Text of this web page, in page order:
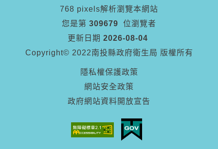
768 pixels解析瀏覽本網站
您是第 309679
位瀏覽者
更新日期 2026-08-04
Copyright© 2022南投縣政府衛生局 版權所有
隱私權保護政策
網站安全政策
政府網站資料開放宣告